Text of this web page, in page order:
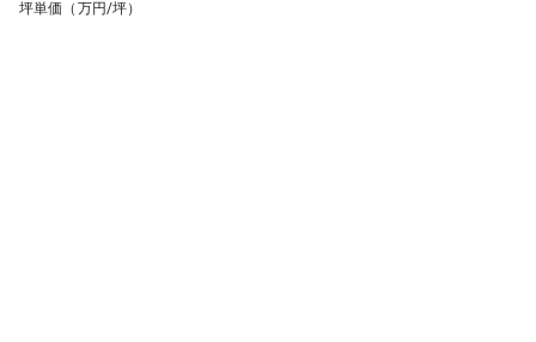
坪単価（万円/坪）